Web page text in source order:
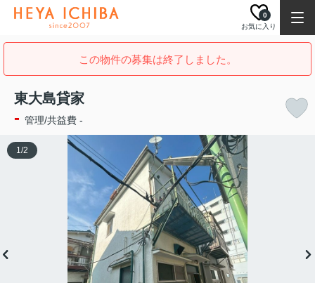
お気に入り
0
この物件の募集は終了しました。
東大島貸家
- 管理/共益費 -
1/2